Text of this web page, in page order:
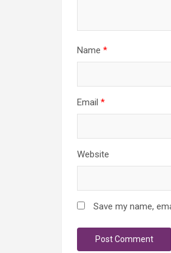
Name *
Email *
Website
Save my name,